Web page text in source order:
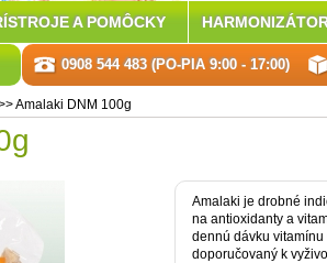
Amalaki DNM 100g
Amalaki je drobné
na antioxidanty a
dennú dávku
doporučovaný k
A POMÔCKY
0908 544 483 (PO-PIA 9:00 - 17:00)